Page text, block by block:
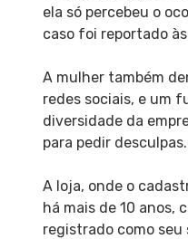
ela só percebeu o
caso foi reportado
A mulher também
redes sociais, e um
diversidade da
para pedir desculpas.
A loja, onde o
há mais de 10 anos,
registrado como seu